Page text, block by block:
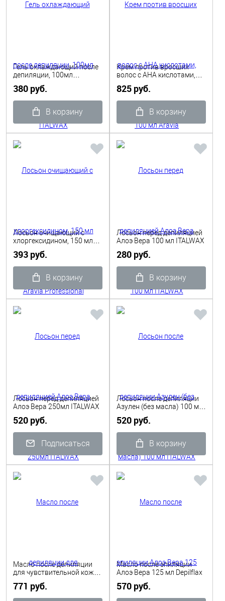
Гель охлаждающий после
депиляции, 100мл
380 руб.
В корзину
Крем против вросших
волос с АНА кислотами,
825 руб.
В корзину
Лосьон очищающий с
хлоргексидином, 150 мл
393 руб.
В корзину
Лосьон перед депиляцией
Алоэ Вера 100 мл ITALWAX
280 руб.
В корзину
Лосьон перед депиляцией
Алоэ Вера 250мл ITALWAX
520 руб.
Подписаться
Лосьон после депиляции
Азулен (без масла) 100 мл
520 руб.
В корзину
Масло после депиляции
для чувствительной кожи
мл Aravia Professional
771 руб.
Масло после эпиляции
Алоэ Вера 125 мл Depilflax
570 руб.